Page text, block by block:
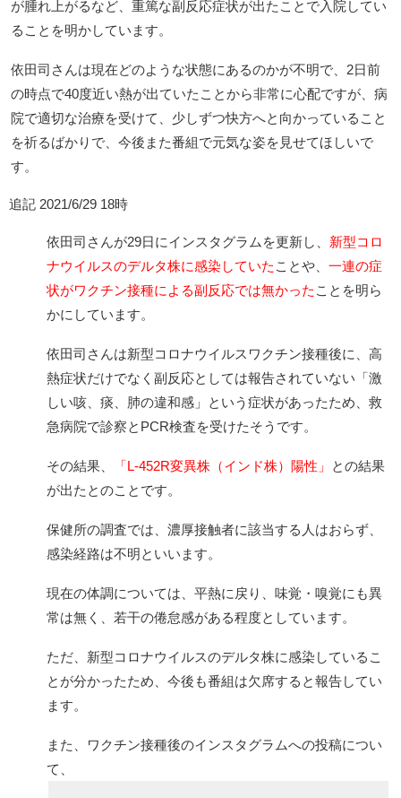
が腫れ上がるなど、重篤な副反応症状が出たことで入院してい
ることを明かしています。
依田司さんは現在どのような状態にあるのかが不明で、2日前
の時点で40度近い熱が出ていたことから非常に心配ですが、病
院で適切な治療を受けて、少しずつ快方へと向かっていること
を祈るばかりで、今後また番組で元気な姿を見せてほしいで
す。
追記 2021/6/29 18時
依田司さんが29日にインスタグラムを更新し、 新型コロ
ナウイルスのデルタ株に感染していた ことや、 一連の症
状がワクチン接種による副反応では無かった ことを明ら
かにしています。
依田司さんは新型コロナウイルスワクチン接種後に、高
熱症状だけでなく副反応としては報告されていない「激
しい咳、痰、肺の違和感」という症状があったため、救
急病院で診察とPCR検査を受けたそうです。
その結果、 「L-452R変異株（インド株）陽性」
との結果
が出たとのことです。
保健所の調査では、濃厚接触者に該当する人はおらず、
感染経路は不明といいます。
現在の体調については、平熱に戻り、味覚・嗅覚にも異
常は無く、若干の倦怠感がある程度としています。
ただ、新型コロナウイルスのデルタ株に感染しているこ
とが分かったため、今後も番組は欠席すると報告してい
ます。
また、ワクチン接種後のインスタグラムへの投稿につい
て、